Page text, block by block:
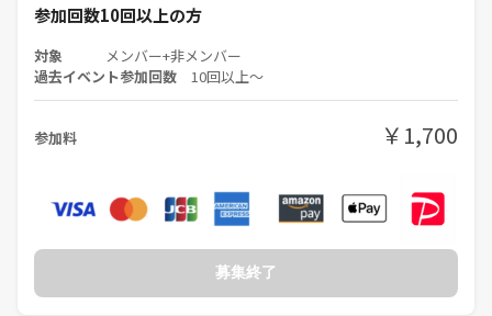
参加回数10回以上の方
対象 メンバー+非メンバー
過去イベント参加回数 10回以上〜
参加料 ￥1,700
募集終了